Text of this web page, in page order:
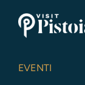
EVENTI